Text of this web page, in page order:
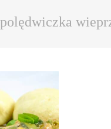
polędwiczka